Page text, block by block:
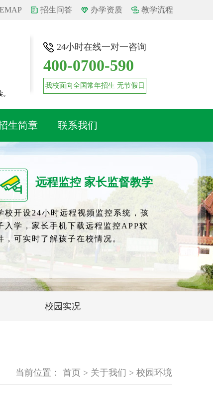
招生问答 办学资质 教学流程
24小时在线一对一咨询
400-0700-590
我校面向全国常年招生 无节假日
生简章 联系我们
远程监控 家长监督教学
校开设24小时远程视频监控系统，孩
入学，家长手机下载远程监控APP软
，可实时了解孩子在校情况。
校园实况
当前位置： 首页 > 关于我们 > 校园环境